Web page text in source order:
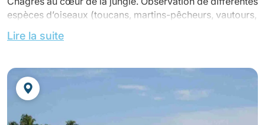
espèces d’oiseaux (toucans, martins-pêcheurs, vautours,
etc.) et d’autres animaux pendant le voyage. Rencontrez
la communauté Embera pour connaître leur mode de vie.
reconnaître, à l'aide de votre guide local, les plantes
pour se nourrir, se soigner et s’habiller. Présentation de
leurs danses traditionnelles, de leur body painting réalisé
Lire la suite